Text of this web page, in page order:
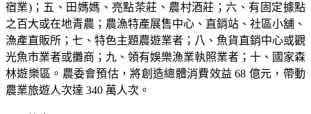
宿業)；五、田媽媽、亮點茶莊、農村酒莊；六、有固定據點
之百大或在地青農；農漁特產展售中心、直銷站、社區小舖、
漁產直販所；七、特色主題農遊業者；八、魚貨直銷中心或觀
光魚市業者或攤商；九、領有娛樂漁業執照業者；十、國家森
林遊樂區。農委會預估，將創造總體消費效益 68 億元，帶動
農業旅遊人次達 340 萬人次。